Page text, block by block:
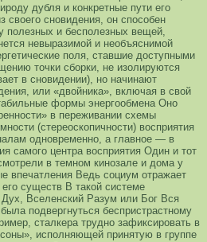
дубля и конкретные пути его
своего сновидения, он способен
полезных и бесполезных вещей,
невыразимой и необъяснимой
поля, ставшие доступными
точки сборки, не изолируются
в сновидении), но начинают
или «двойника», включая в свой
формы энергообмена Оно
в переживании схемы
(стереоскопичности) восприятия
одновременно, а главное — в
самого центра восприятия Один и тот
в темном кинозале и дома у
впечатления Ведь социум отражает
существ В такой системе
Вселенский Разум или Бог Вся
подвергнуться беспристрастному
сталкера трудно зафиксировать в
исполняющей принятую в группе